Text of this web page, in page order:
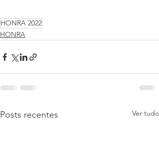
HONRA 2022
HONRA
Posts recentes Ver tudo